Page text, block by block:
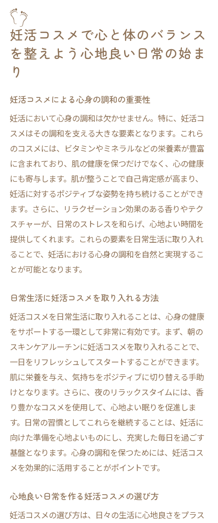
法
妊活コスメで心と体の健康を維持するヒン
の効果
ビタミンが肌の健康に与える影響とは
心を癒す妊活コスメの成分分析
ビタミン豊富なスキンケアのメリット
妊活コスメが心に安定をもたらす理由
肌の調子を整えるビタミン配合コスメの選
び方
心と肌の両方にアプローチするコスメの効
果
妊活を支えるスキンケアルーチン心身の調和を
目指して
効果
心身のバランスをサポートするスキンケア
の役割
妊活向けスキンケアのポイントと注意点
日常に取り入れる簡単スキンケアルーチン
心のリフレッシュを促すスキンケアアイテ
ム
妊活におけるスキンケアの新常識
妊活に役立つコスメ選びのポイント健康的な美
しさを導く
妊活コスメの成分チェックポイント
妊活をサポートするおすすめコスメの特徴
肌タイプ別の妊活コスメ選びガイド
妊活コスメで心と体のバランス
を整えよう心地良い日常の始ま
り
妊活コスメによる心身の調和の重要性
妊活において心身の調和は欠かせません。特に、妊活コ
スメはその調和を支える大きな要素となります。これら
のコスメには、ビタミンやミネラルなどの栄養素が豊富
に含まれており、肌の健康を保つだけでなく、心の健康
にも寄与します。肌が整うことで自己肯定感が高まり、
妊活に対するポジティブな姿勢を持ち続けることができ
ます。さらに、リラクゼーション効果のある香りやテク
スチャーが、日常のストレスを和らげ、心地よい時間を
提供してくれます。これらの要素を日常生活に取り入れ
ることで、妊活における心身の調和を自然と実現するこ
とが可能となります。
日常生活に妊活コスメを取り入れる方法
妊活コスメを日常生活に取り入れることは、心身の健康
をサポートする一環として非常に有効です。まず、朝の
スキンケアルーチンに妊活コスメを取り入れることで、
一日をリフレッシュしてスタートすることができます。
肌に栄養を与え、気持ちをポジティブに切り替える手助
けとなります。さらに、夜のリラックスタイムには、香
り豊かなコスメを使用して、心地よい眠りを促進しま
す。日常の習慣としてこれらを継続することは、妊活に
向けた準備を心地よいものにし、充実した毎日を過ごす
基盤となります。心身の調和を保つためには、妊活コス
メを効果的に活用することがポイントです。
心地良い日常を作る妊活コスメの選び方
妊活コスメの選び方は、日々の生活に心地良さをプラス